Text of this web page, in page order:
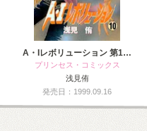
A・Iレボリューション 第1…
プリンセス・コミックス
浅見侑
発売日：1999.09.16